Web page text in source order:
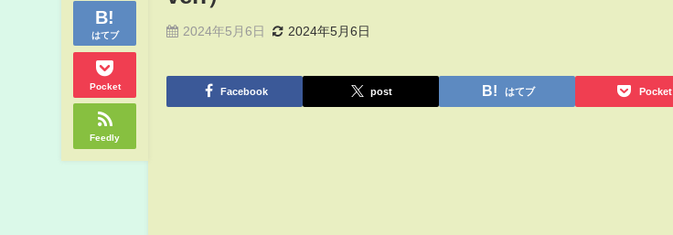
はてブ
Pocket
Feedly
2024年5月6日 2024年5月6日
Facebook post はてブ Pocket